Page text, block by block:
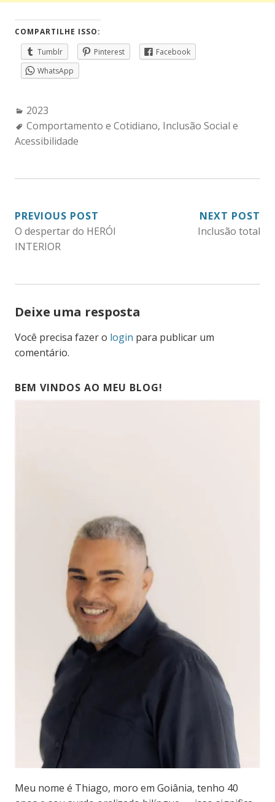
COMPARTILHE ISSO:
Tumblr
Pinterest
Facebook
WhatsApp
Categories:
2023
Tags:
Comportamento e Cotidiano, Inclusão Social e
Acessibilidade
NAVEGAÇÃO
DE
PREVIOUS POST
O despertar do HERÓI
INTERIOR
NEXT POST
Inclusão total
Deixe uma resposta
Você precisa fazer o login para publicar um
comentário.
BEM VINDOS AO MEU BLOG!
Meu nome é Thiago, moro em Goiânia, tenho 40